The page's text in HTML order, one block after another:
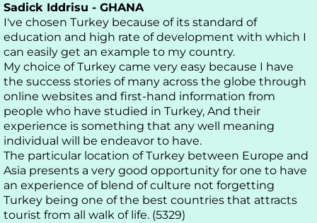
Sadick Iddrisu - GHANA
I've chosen Turkey because of its standard of
education and high rate of development with which I
can easily get an example to my country.
My choice of Turkey came very easy because I have
the success stories of many across the globe through
online websites and first-hand information from
people who have studied in Turkey, And their
experience is something that any well meaning
individual will be endeavor to have.
The particular location of Turkey between Europe and
Asia presents a very good opportunity for one to have
an experience of blend of culture not forgetting
Turkey being one of the best countries that attracts
tourist from all walk of life. (5329)